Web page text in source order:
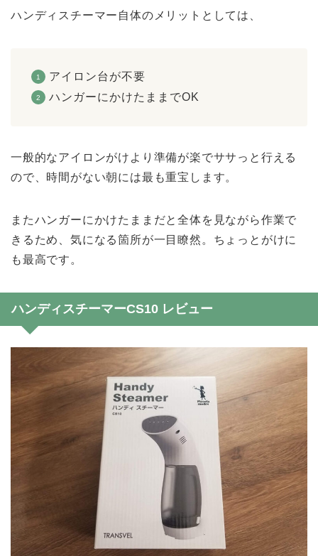
ハンディスチーマー自体のメリットとしては、
アイロン台が不要
ハンガーにかけたままでOK
一般的なアイロンがけより準備が楽でササっと行える
ので、時間がない朝には最も重宝します。
またハンガーにかけたままだと全体を見ながら作業で
きるため、気になる箇所が一目瞭然。ちょっとがけに
も最高です。
ハンディスチーマーCS10 レビュー